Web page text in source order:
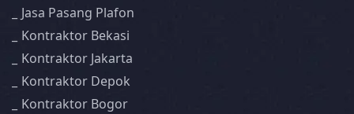
Jasa Pasang Plafon
Kontraktor Bekasi
Kontraktor Jakarta
Kontraktor Depok
Kontraktor Bogor